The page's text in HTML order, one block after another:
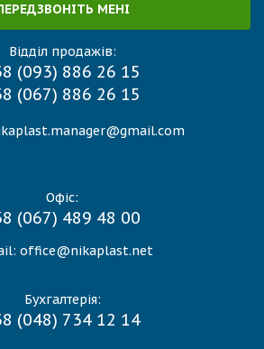
МЕНІ
Відділ продажів:
(093) 886 26 15
(067) 886 26 15
Офіс:
(067) 489 48 00
office@nikaplast.net
Бухгалтерія:
(048) 734 12 14